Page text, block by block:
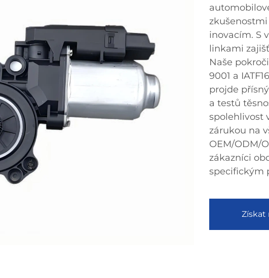
inovacím. S
linkami
Naše
9001 a
projde
a testů
spolehlivost
zárukou na
OEM/ODM/
zákazníci
specifickým
Získat